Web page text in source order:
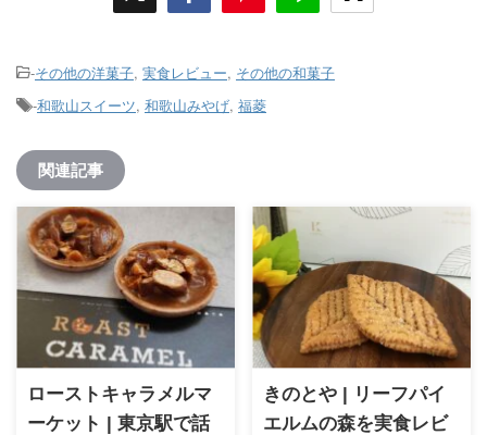
-その他の洋菓子, 実食レビュー, その他の和菓子
-和歌山スイーツ, 和歌山みやげ, 福菱
関連記事
ローストキャラメルマ
ーケット | 東京駅で話
きのとや | リーフパイ
エルムの森を実食レビ